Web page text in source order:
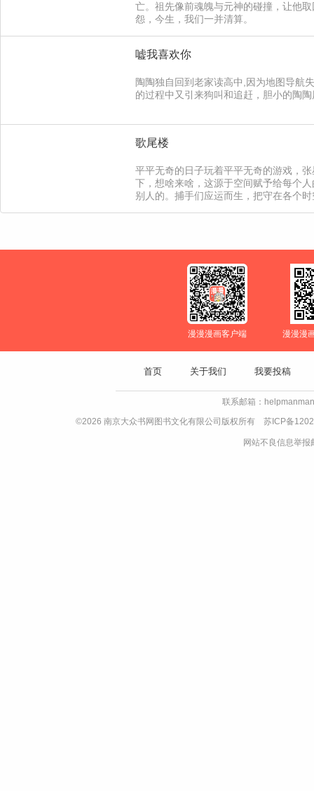
亡。祖先像前魂魄与元神的碰撞，让他
怨，今生，我们一并清算。
嘘我喜欢你
陶陶独自回到老家读高中,因为地图导航
的过程中又引来狗叫和追赶，胆小的陶
歌尾楼
平平无奇的日子玩着平平无奇的游戏，
下，想啥来啥，这源于空间赋予给每个
别人的。捕手们应运而生，把守在各个
漫漫漫画客户端 漫漫漫
首页 关于我们 我要投稿
联系邮箱：
©2026 南京大众书网图书文化有限公司版权所有 苏ICP备
网站不良信息举